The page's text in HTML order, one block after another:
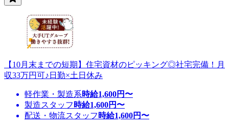
【10月末までの短期】住宅資材のピッキング◎社宅完備！月
収33万円可♪日勤×土日休み
軽作業・製造系時給1,600円〜
製造スタッフ 時給1,600円〜
配送・物流スタッフ 時給1,600円〜